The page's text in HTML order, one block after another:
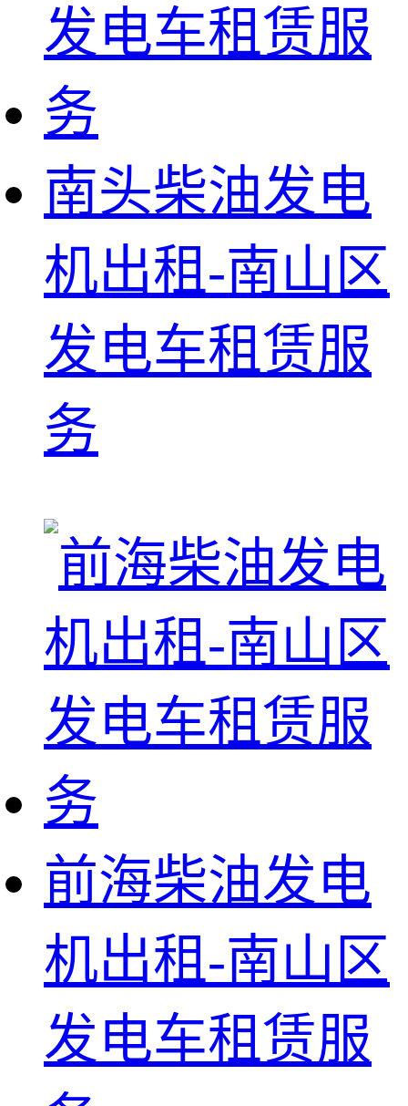
南头柴油发电
机出租-南山区
发电车租赁服
务
前海柴油发电
机出租-南山区
发电车租赁服